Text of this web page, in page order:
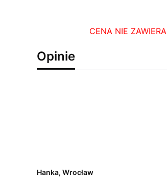
CENA NIE
Opinie
Hanka, Wrocław